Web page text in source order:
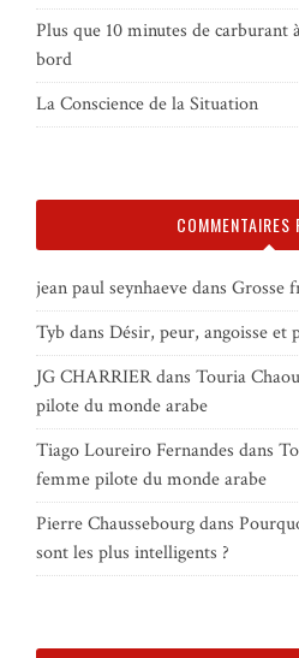
Plus que 10 minutes de carburant
bord
La Conscience de la Situation
COMMENTAIRES
jean paul seynhaevedans Grosse
Tybdans Désir, peur, angoisse et
JG CHARRIERdans Touria
pilote du monde arabe
Tiago Loureiro Fernandes dans
femme pilote du monde arabe
Pierre Chaussebourgdans
sont les plus intelligents ?